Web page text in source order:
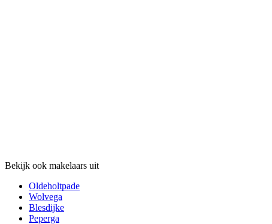
Bekijk ook makelaars uit
Oldeholtpade
Wolvega
Blesdijke
Peperga